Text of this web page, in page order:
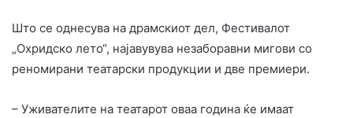
Што се однесува на драмскиот дел, Фестивалот
„Охридско лето“, најавувува незаборавни мигови со
реномирани театарски продукции и две премиери.
– Уживателите на театарот оваа година ќе имаат